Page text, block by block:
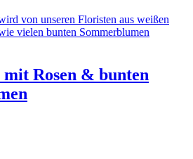
Rosen & bunten